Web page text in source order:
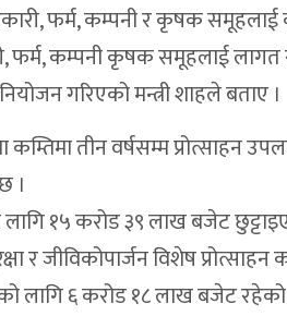
फर्म, कम्पनी र कृषक समूहलाई
फर्म, कम्पनी कृषक समूहलाई
गरिएको मन्त्री शाहले बताए ।
तीन वर्षसम्म प्रोत्साहन
।
१५ करोड ३९ लाख बजेट
र जीविकोपार्जन विशेष
लागि ६ करोड १८ लाख बजेट